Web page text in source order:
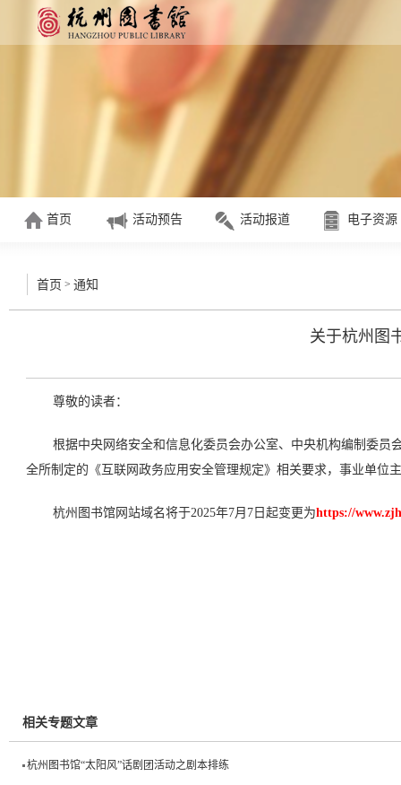
首页 活动预告 活动报道 电子资源
首页 > 通知
关于杭州图
尊敬的读者：
根据中央网络安全和信息化委员会办公室、中央机构编制委
全所制定的《互联网政务应用安全管理规定》相关要求，事业单位
杭州图书馆网站域名将于2025年7月7日起变更为https://
相关专题文章
杭州图书馆“太阳风”话剧团活动之剧本排练